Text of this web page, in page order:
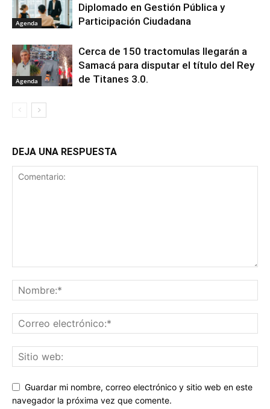
Agenda
Diplomado en Gestión Pública y
Participación Ciudadana
Agenda
Cerca de 150 tractomulas llegarán a
Samacá para disputar el título del Rey
de Titanes 3.0.
DEJA UNA RESPUESTA
Guardar mi nombre, correo electrónico y sitio web en este
navegador la próxima vez que comente.